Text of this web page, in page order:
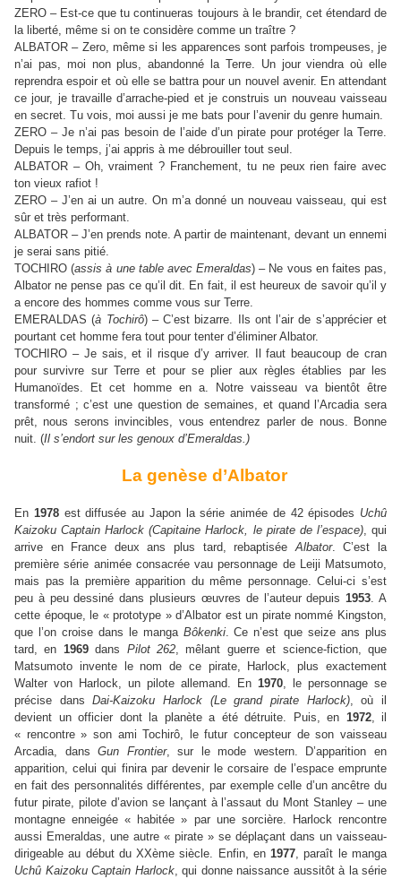
ZERO – Est-ce que tu continueras toujours à le brandir, cet étendard de
la liberté, même si on te considère comme un traître ?
ALBATOR – Zero, même si les apparences sont parfois trompeuses, je
n’ai pas, moi non plus, abandonné la Terre. Un jour viendra où elle
reprendra espoir et où elle se battra pour un nouvel avenir. En attendant
ce jour, je travaille d’arrache-pied et je construis un nouveau vaisseau
en secret. Tu vois, moi aussi je me bats pour l’avenir du genre humain.
ZERO – Je n’ai pas besoin de l’aide d’un pirate pour protéger la Terre.
Depuis le temps, j’ai appris à me débrouiller tout seul.
ALBATOR – Oh, vraiment ? Franchement, tu ne peux rien faire avec
ton vieux rafiot !
ZERO – J’en ai un autre. On m’a donné un nouveau vaisseau, qui est
sûr et très performant.
ALBATOR – J’en prends note. A partir de maintenant, devant un ennemi
je serai sans pitié.
TOCHIRO (assis à une table avec Emeraldas) – Ne vous en faites pas,
Albator ne pense pas ce qu’il dit. En fait, il est heureux de savoir qu’il y
a encore des hommes comme vous sur Terre.
EMERALDAS (à Tochirô) – C’est bizarre. Ils ont l’air de s’apprécier et
pourtant cet homme fera tout pour tenter d’éliminer Albator.
TOCHIRO – Je sais, et il risque d’y arriver. Il faut beaucoup de cran
pour survivre sur Terre et pour se plier aux règles établies par les
Humanoïdes. Et cet homme en a. Notre vaisseau va bientôt être
transformé ; c’est une question de semaines, et quand l’Arcadia sera
prêt, nous serons invincibles, vous entendrez parler de nous. Bonne
nuit. (Il s’endort sur les genoux d’Emeraldas.)
La genèse d’Albator
En 1978est diffusée au Japon la série animée de 42 épisodes Uchû
Kaizoku Captain Harlock (Capitaine Harlock, le pirate de l’espace), qui
arrive en France deux ans plus tard, rebaptisée Albator. C’est la
première série animée consacrée vau personnage de Leiji Matsumoto,
mais pas la première apparition du même personnage. Celui-ci s’est
peu à peu dessiné dans plusieurs œuvres de l’auteur depuis 1953 . A
cette époque, le « prototype » d’Albator est un pirate nommé Kingston,
que l’on croise dans le manga Bôkenki. Ce n’est que seize ans plus
tard, en 1969dans Pilot 262 , mêlant guerre et science-fiction, que
Matsumoto invente le nom de ce pirate, Harlock, plus exactement
Walter von Harlock, un pilote allemand. En 1970 , le personnage se
précise dansDai-Kaizoku Harlock (Le grand pirate Harlock), où il
devient un officier dont la planète a été détruite. Puis, en 1972, il
« rencontre » son ami Tochirô, le futur concepteur de son vaisseau
Arcadia, dansGun Frontier, sur le mode western. D’apparition en
apparition, celui qui finira par devenir le corsaire de l’espace emprunte
en fait des personnalités différentes, par exemple celle d’un ancêtre du
futur pirate, pilote d’avion se lançant à l’assaut du Mont Stanley – une
montagne enneigée « habitée » par une sorcière. Harlock rencontre
aussi Emeraldas, une autre « pirate » se déplaçant dans un vaisseau-
dirigeable au début du XXème siècle. Enfin, en 1977 , paraît le manga
Uchû Kaizoku Captain Harlock, qui donne naissance aussitôt à la série